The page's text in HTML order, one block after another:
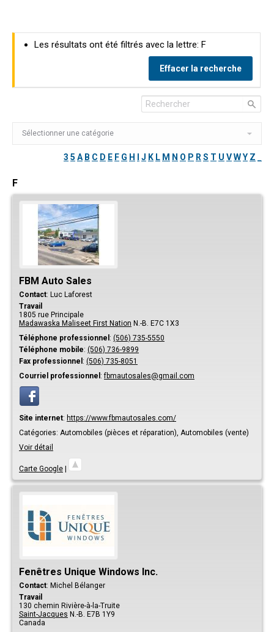
Les résultats ont été filtrés avec la lettre: F
Effacer la recherche
3 5 A B C D E F G H J K L M N O P R S T U VWY Z
F
FBM Auto Sales
Contact: Luc Laforest
Travail
1805 rue Principale
Madawaska Maliseet First Nation N.-B. E7C 1X3
Téléphone professionnel : (506) 735-5550
Téléphone mobile: (506) 736-9899
Fax professionnel : (506) 735-8051
Courriel professionnel : fbmautosales@gmail.com
Site internet: https://www.fbmautosales.com/
Catégories: Automobiles (pièces et réparation), Automobiles (vente)
Voir détail
Carte Google |
Fenêtres Unique Windows Inc.
Contact: Michel Bélanger
Travail
130 chemin Rivière-à-la-Truite
Saint-Jacques N.-B. E7B 1Y9
Canada